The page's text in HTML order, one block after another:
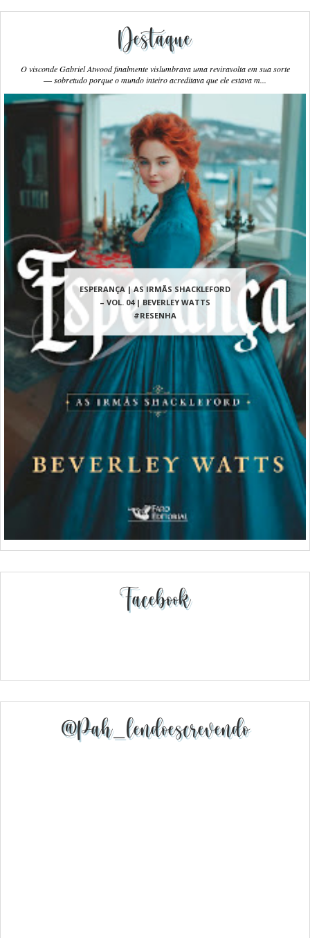
Destaque
ESPERANÇA | AS IRMÃS SHACKLEFORD
– VOL. 04 | BEVERLEY WATTS
#RESENHA
O visconde Gabriel Atwood finalmente vislumbrava uma reviravolta em sua sorte
― sobretudo porque o mundo inteiro acreditava que ele estava m...
Facebook
@pah_lendoescrevendo